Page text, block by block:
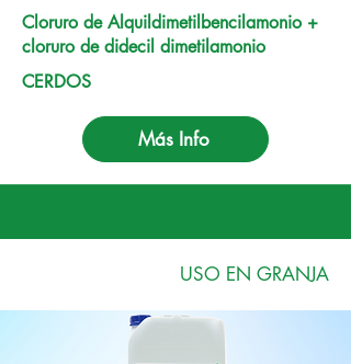
Cloruro de Alquildimetilbencilamonio +
cloruro de didecil dimetilamonio
CERDOS
Más Info
USO EN GRANJA